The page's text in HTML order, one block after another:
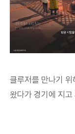
클루저를 만나기
왔다가 경기에 지